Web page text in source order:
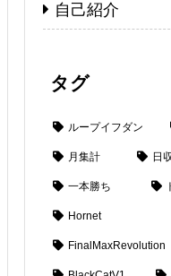
自己紹介
タグ
ループイフダン
月集計 日
一本勝ち
Hornet
FinalMaxRevolution